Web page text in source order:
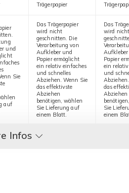
Trägerpapier
und
Sie
auf
Das Trägerpapier
wird nicht
geschnitten. Die
Verarbeitung von
Aufkleber und
Papier ermöglicht
ein relativ einfaches
und schnelles
Abziehen. Wenn Sie
das effektivste
Abziehen
benötigen, wählen
Sie Lieferung auf
einem Blatt.
Das
wird nicht
Aufkleber
Papier
ein
und
das
Abziehen
Sie
einem
Infos